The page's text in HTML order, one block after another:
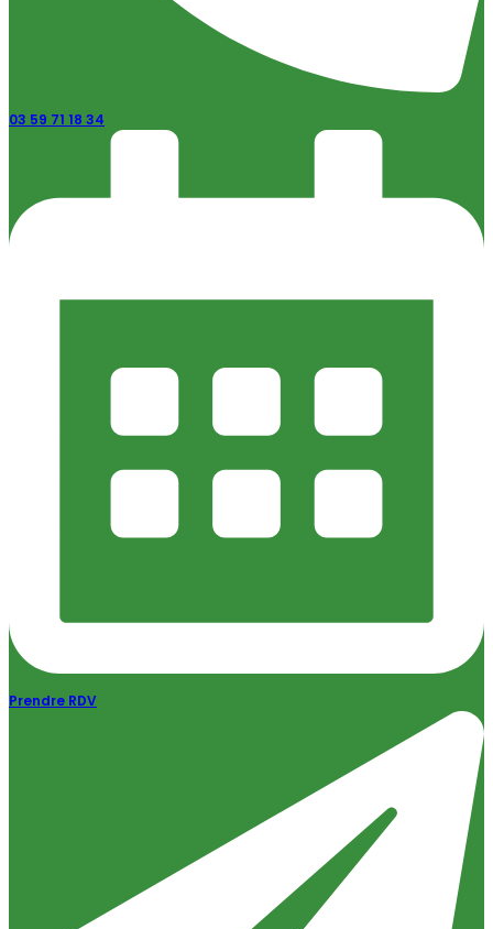
03 59 71 18 34
Prendre RDV